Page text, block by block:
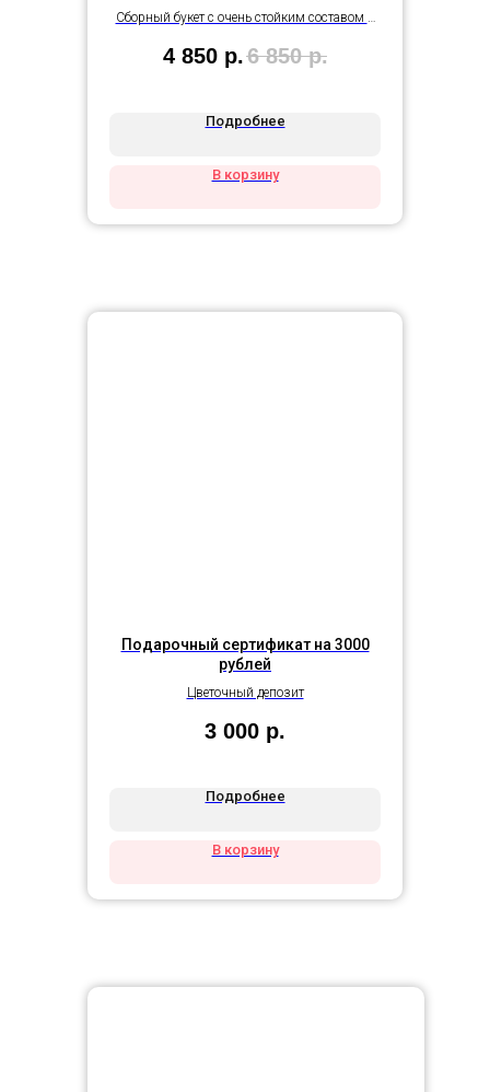
Сборный букет с очень стойким составом в
4 850 р.6 850 р.
Подробнее
В корзину
Подарочный сертификат на 3000
рублей
Цветочный депозит
3 000 р.
Подробнее
В корзину